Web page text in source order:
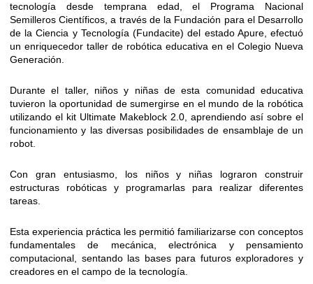
tecnología desde temprana edad, el Programa Nacional
Semilleros Científicos, a través de la Fundación para el Desarrollo
de la Ciencia y Tecnología (Fundacite) del estado Apure, efectuó
un enriquecedor taller de robótica educativa en el Colegio Nueva
Generación.
Durante el taller, niños y niñas de esta comunidad educativa
tuvieron la oportunidad de sumergirse en el mundo de la robótica
utilizando el kit Ultimate Makeblock 2.0, aprendiendo así sobre el
funcionamiento y las diversas posibilidades de ensamblaje de un
robot.
Con gran entusiasmo, los niños y niñas lograron construir
estructuras robóticas y programarlas para realizar diferentes
tareas.
Esta experiencia práctica les permitió familiarizarse con conceptos
fundamentales de mecánica, electrónica y pensamiento
computacional, sentando las bases para futuros exploradores y
creadores en el campo de la tecnología.